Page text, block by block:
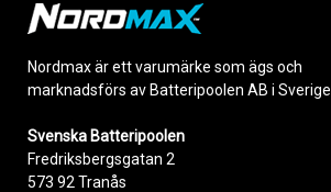
Nordmax är ett varumärke som ägs och
marknadsförs av Batteripoolen AB i Sverige.
Svenska Batteripoolen
Fredriksbergsgatan 2
573 92 Tranås